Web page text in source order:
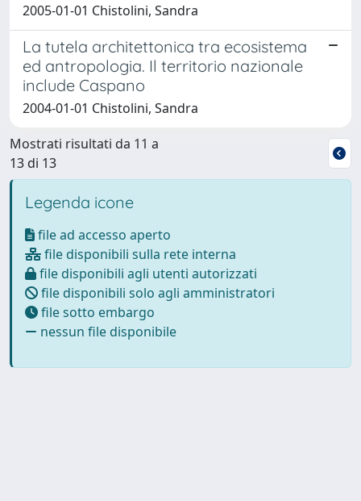
2005-01-01 Chistolini, Sandra
La tutela architettonica tra ecosistema
ed antropologia. Il territorio nazionale
include Caspano
2004-01-01 Chistolini, Sandra
Mostrati risultati da 11 a
13 di 13
Legenda icone
file ad accesso aperto
file disponibili sulla rete interna
file disponibili agli utenti autorizzati
file disponibili solo agli amministratori
file sotto embargo
nessun file disponibile